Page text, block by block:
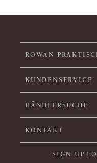
ROWAN
KUNDENSERVICE
HÄNDLERSUCHE
KONTAKT
SIGN UP